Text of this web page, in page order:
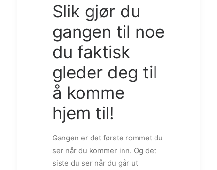
Slik gjør du
gangen til noe
du faktisk
gleder deg til
å komme
hjem til!
Gangen er det første rommet du
ser når du kommer inn. Og det
siste du ser når du går ut.